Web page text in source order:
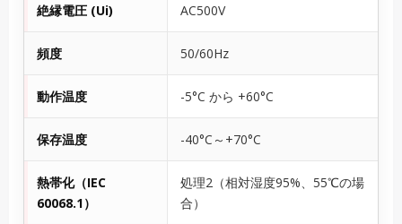
絶縁電圧 (Ui) AC500V
頻度 50/60Hz
動作温度 -5°C から +60°C
保存温度 -40°C～+70°C
熱帯化（IEC
60068.1）
処理2（相対湿度95%、55℃の場
合）